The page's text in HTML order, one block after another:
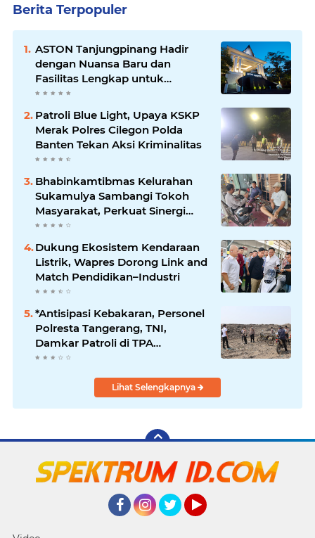
Berita Terpopuler
ASTON Tanjungpinang Hadir
dengan Nuansa Baru dan
Fasilitas Lengkap untuk
Kenyamanan Tamu
Patroli Blue Light, Upaya KSKP
Merak Polres Cilegon Polda
Banten Tekan Aksi Kriminalitas
Bhabinkamtibmas Kelurahan
Sukamulya Sambangi Tokoh
Masyarakat, Perkuat Sinergi
Jaga Kamtibmas
Dukung Ekosistem Kendaraan
Listrik, Wapres Dorong Link and
Match Pendidikan–Industri
*Antisipasi Kebakaran, Personel
Polresta Tangerang, TNI,
Damkar Patroli di TPA
Jatiwaringin*
Lihat Selengkapnya